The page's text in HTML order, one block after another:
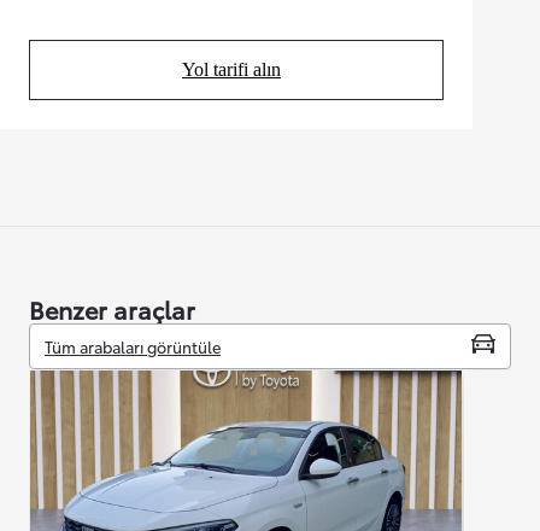
Yol tarifi alın
(Opens in new tab)
Benzer araçlar
Tüm arabaları görüntüle